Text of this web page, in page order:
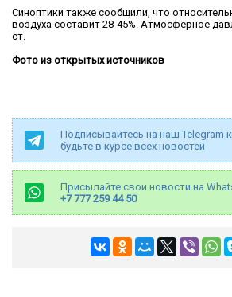
Синоптики также сообщили, что
воздуха составит 28-45%. Атмосферное
ст.
Фото из открытых источников
Подписывайтесь на наш Telegram
будьте в курсе всех новостей
Присылайте свои новости на
+7 777 259 44 50